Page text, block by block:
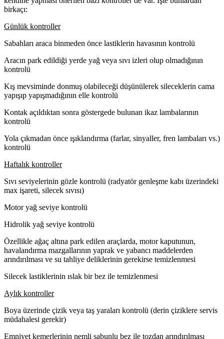
birkaçı:
Günlük kontroller
Sabahları araca binmeden önce lastiklerin havasının kontrolü
Aracın park edildiği yerde yağ veya sıvı izleri olup olmadığının
kontrolü
Kış mevsiminde donmuş olabileceği düşünülerek sileceklerin cama
yapışıp yapışmadığının elle kontrolü
Kontak açıldıktan sonra göstergede bulunan ikaz lambalarının
kontrolü
Yola çıkmadan önce ışıklandırma (farlar, sinyaller, fren lambaları vs.)
kontrolü
Haftalık kontroller
Sıvı seviyelerinin gözle kontrolü (radyatör genleşme kabı üzerindeki
max işareti, silecek sıvısı)
Motor yağ seviye kontrolü
Hidrolik yağ seviye kontrolü
Özellikle ağaç altına park edilen araçlarda, motor kaputunun,
havalandırma mazgallarının yaprak ve yabancı maddelerden
arındırılması ve su tahliye deliklerinin gerekirse temizlenmesi
Silecek lastiklerinin ıslak bir bez ile temizlenmesi
Aylık kontroller
Boya üzerinde çizik veya taş yaraları kontrolü (derin çiziklere servis
müdahalesi gerekir)
Emniyet kemerlerinin nemli sabunlu bez ile tozdan arındırılması